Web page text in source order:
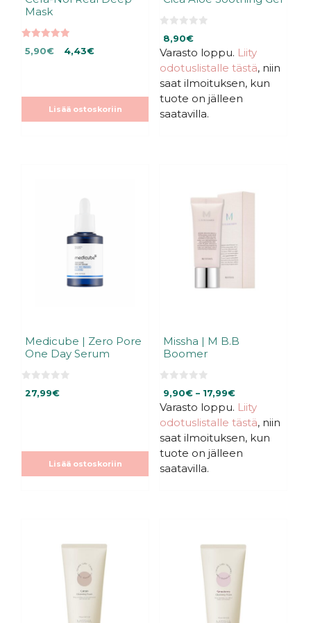
Mask
5:stä
Alkuperäinen
5,90€Nykyinen
4,43€
Lisää ostoskoriin
5
:
s
t
ä
8,90€
Varasto loppu. Liity
odotuslistalle tästä, niin
saat ilmoituksen, kun
tuote on jälleen
saatavilla.
Medicube | Zero Pore
One Day Serum
0
527,99€
Lisää ostoskoriin
Missha | M B.B
Boomer
5
:
s
t
9,90€ – 17,99€Hintaluokka:
9,90€
-
17,99€
Varasto loppu. Liity
odotuslistalle tästä, niin
saat ilmoituksen, kun
tuote on jälleen
saatavilla.
useampi
muunnelma.